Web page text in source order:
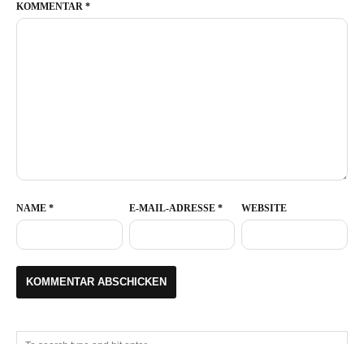
KOMMENTAR *
NAME * E-MAIL-ADRESSE * WEBSITE